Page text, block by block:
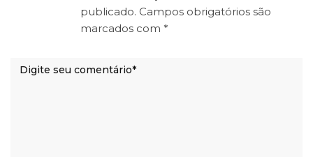
publicado. Campos obrigatórios são
marcados com *